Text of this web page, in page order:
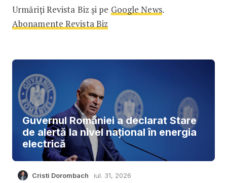
Urmăriți Revista Biz și pe Google News.
Abonamente Revista Biz
Guvernul României a declarat Stare
de alertă la nivel național în energia
electrică
Cristi Dorombach iul. 31, 2026